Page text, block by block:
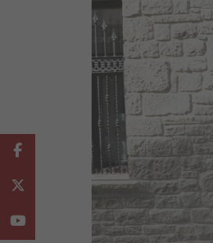
Facebook
Youtube